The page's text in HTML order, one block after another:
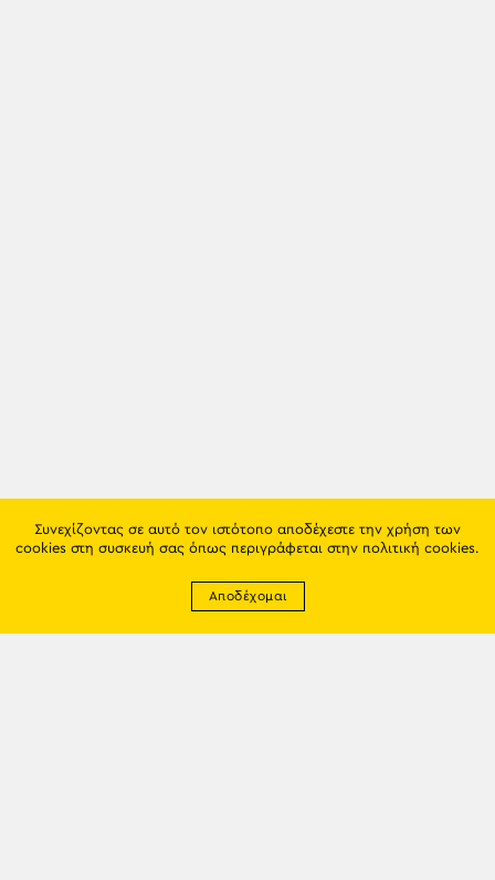
Συνεχίζοντας σε αυτό τον ιστότοπο αποδέχεστε την χρήση των
cookies στη συσκευή σας όπως περιγράφεται στην πολιτική cookies.
Αποδέχομαι